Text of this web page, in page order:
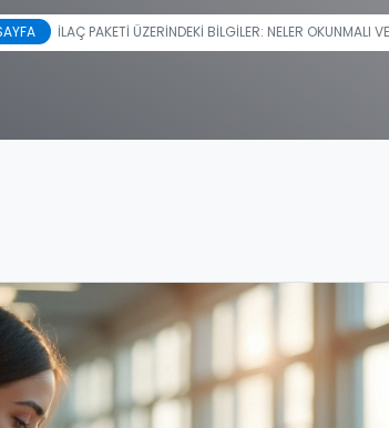
İLAÇ PAKETI ÜZERINDEKI BILGILER: NELER OKUNMALI